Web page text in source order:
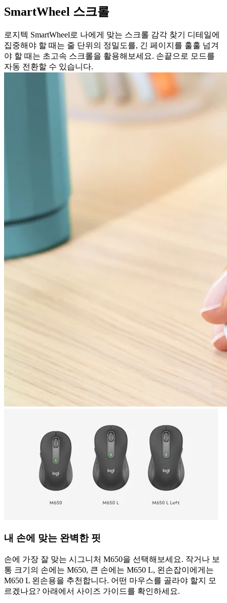
SmartWheel 스크롤
로지텍 SmartWheel로 나에게 맞는 스크롤 감각 찾기 디테일에
집중해야 할 때는 줄 단위의 정밀도를, 긴 페이지를 훌훌 넘겨
야 할 때는 초고속 스크롤을 활용해보세요. 손끝으로 모드를
자동 전환할 수 있습니다.
내 손에 맞는 완벽한 핏
손에 가장 잘 맞는 시그니처 M650을 선택해보세요. 작거나 보
통 크기의 손에는 M650, 큰 손에는 M650 L, 왼손잡이에게는
M650 L 왼손용을 추천합니다. 어떤 마우스를 골라야 할지 모
르겠나요? 아래에서 사이즈 가이드를 확인하세요.